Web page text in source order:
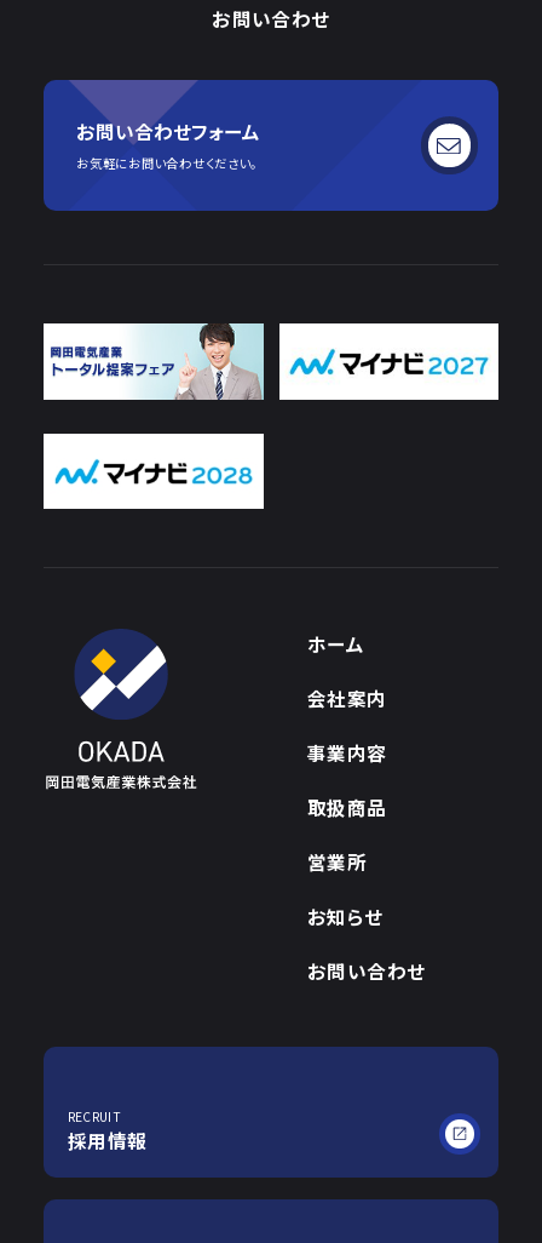
お問い合わせ
お問い合わせフォーム
お気軽にお問い合わせください。
ホーム
会社案内
事業内容
取扱商品
営業所
お知らせ
お問い合わせ
RECRUIT
採用情報